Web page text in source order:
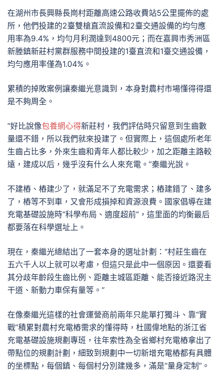
在湖州市長興縣長崗村距離高速公路收費站5公里擺佈的處
所，他們投建的2臺雙槍直流設備和2臺交通設備的均勻應
用率為9.4%，均勻月利潤達到4800元；而在嘉興市秀洲區
新塍鎮新莊村黨群服務中間投建的1臺直流和1臺交通設備，
均勻應用率僅為1.04%。
累積的掉敗案例讓秦繼光意識到，本身對農村市場懂得得還
是不夠周全。
“好比說像包養網心得新莊村，我們評估時只留意到生齒數
量還不錯，所以我們就來投建了。但實際上，這個處所老年
生齒占比多，外來生齒和青年人都比較少，加之距離主路較
遠，建成以后，幾乎沒有什么人來充電。”秦繼光說。
不建樁、樁建少了，就滿足不了充電需求；樁建錯了、建多
了，樁等不到車，又會形成損掉和資源浪費。國家倡導在建
充電基礎設施時“科學布局、適度超前”，這里面的均衡最后
都要落在科學選址上。
現在，秦繼光總結出了一套本身的選址計劃：“村莊生齒在
五六千人以上就可以考慮，但這只是此中一個原因。還要看
其分歧年齡段生齒比例、距離主城區距離、能否接近路況主
干道、新動力車保有量等。”
在像秦繼光這樣的社會運營商前兩年只能單打獨斗、靠“實
戰”積累對農村充電樁需求的懂得時，杜國偉地點的浙江省
充電基礎設施規劃專班，往年索性為全省鄉村充電樁拿出了
帶點位的規劃計劃，細致到規劃中一切新增充電樁都有具體
的坐標點，每個鎮、每個村分別建幾多，滿是“量身定制”。